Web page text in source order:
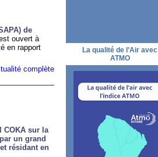
de
ouvert à
en rapport
complète
COKA sur la
un grand
résidant en
La qualité de l’Air avec
ATMO